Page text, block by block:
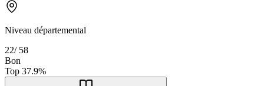
Niveau départemental
22/ 58
Bon
Top 37.9%